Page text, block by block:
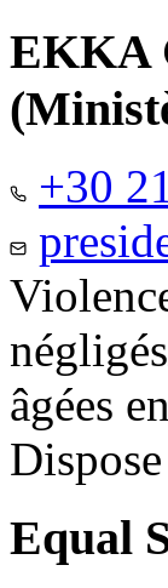
EKKA
+30
âgées
Equal